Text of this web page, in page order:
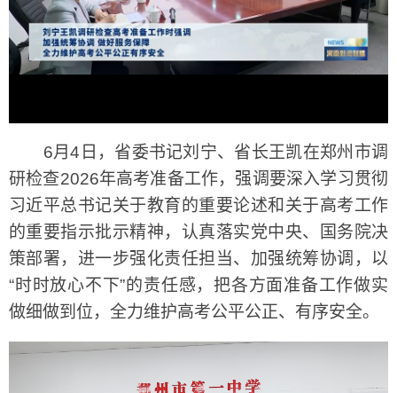
6月4日，省委书记刘宁、省长王凯在郑州市调
研检查2026年高考准备工作，强调要深入学习贯彻
习近平总书记关于教育的重要论述和关于高考工作
的重要指示批示精神，认真落实党中央、国务院决
策部署，进一步强化责任担当、加强统筹协调，以
“时时放心不下”的责任感，把各方面准备工作做实
做细做到位，全力维护高考公平公正、有序安全。